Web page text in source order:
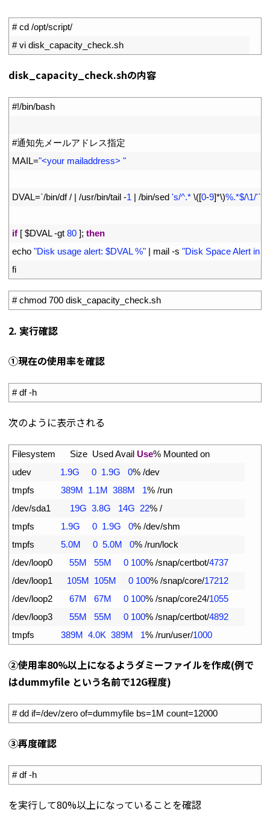
# cd /opt/script/
# vi disk_capacity_check.sh
disk_capacity_check.shの内容
#!/bin/bash
#通知先メールアドレス指定
MAIL="<your mailaddress> "
DVAL=`/bin/df / | /usr/bin/tail -1 | /bin/sed 's/^.* \([0-9]*\)%.*$/\1/'`
if [ $DVAL -gt 80 ]; then
echo "Disk usage alert: $DVAL %" | mail -s "Disk Space Alert in
fi
# chmod 700 disk_capacity_check.sh
2. 実行確認
①現在の使用率を確認
# df -h
次のように表示される
Filesystem Size Used Avail Use% Mounted on
udev
1.9G 0 1.9G 0% /dev
tmpfs
389M 1.1M 388M 1% /run
/dev/sda1 19G 3.8G 14G 22% /
tmpfs
1.9G 0 1.9G 0% /dev/shm
tmpfs
5.0M 0 5.0M 0% /run/lock
/dev/loop0 55M 55M 0 100% /snap/certbot/4737
/dev/loop1 105M 105M 0 100% /snap/core/17212
/dev/loop2 67M 67M 0 100% /snap/core24/1055
/dev/loop3 55M 55M 0 100% /snap/certbot/4892
tmpfs
389M 4.0K 389M 1% /run/user/1000
②使用率80%以上になるようダミーファイルを作成(例で
はdummyfile という名前で12G程度)
# dd if=/dev/zero of=dummyfile bs=1M count=12000
③再度確認
# df -h
を実行して80%以上になっていることを確認